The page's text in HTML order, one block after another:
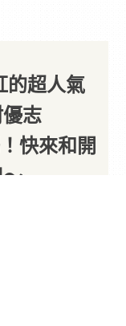
的超人氣
志
快來和開